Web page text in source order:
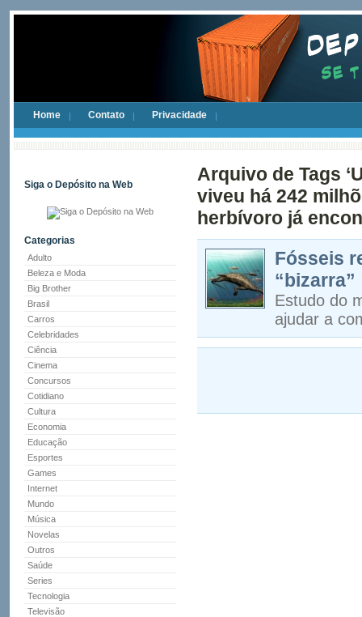
Home Contato Privacidade
Siga o Depósito na Web
Categorias
Adulto
Beleza e Moda
Big Brother
Brasil
Carros
Celebridades
Ciência
Cinema
Concursos
Cotidiano
Cultura
Economia
Educação
Esportes
Games
Internet
Mundo
Música
Novelas
Outros
Saúde
Series
Tecnologia
Televisão
Arquivo de Tags
viveu há 242
herbívoro já
Fósseis
“bizarra”
Estudo do
ajudar a